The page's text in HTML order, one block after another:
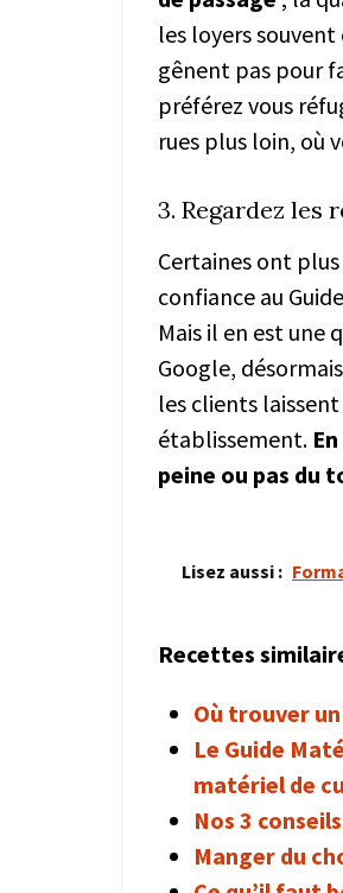
les loyers
gênent pas pour
préférez vous
rues plus loin, où
3. Regardez les
Certaines ont
confiance au
Mais il en est une
Google,
les clients
établissement.
peine ou pas du
Lisez aussi :
Recettes
Où trouver
Le Guide
matériel de
Nos 3
Manger du